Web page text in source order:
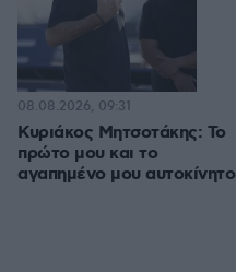
Κυριάκος Μητσοτάκης: Το
πρώτο μου και το
αγαπημένο μου αυτοκίνητο
08.08.2026, 09:31